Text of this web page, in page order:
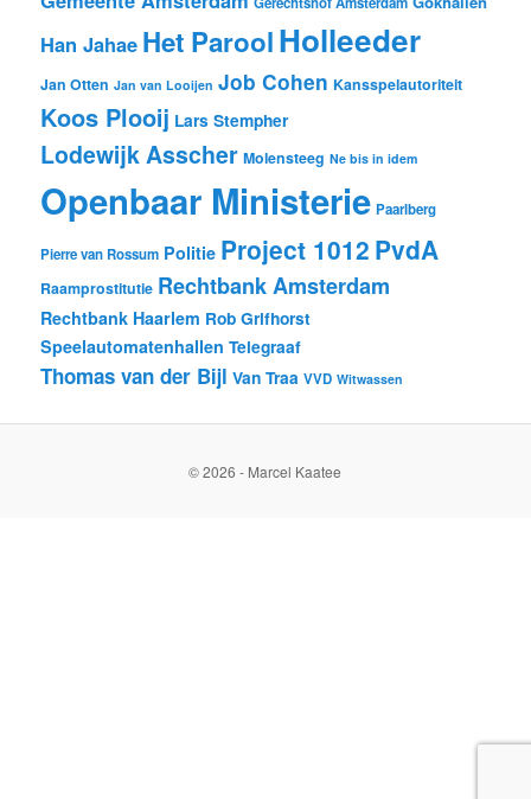
Han Jahae Het ParoolHolleeder
Jan Otten Jan van Looijen Job Cohen Kansspelautoriteit
Koos Plooij Lars Stempher
Lodewijk Asscher Molensteeg Ne bis in idem
Openbaar Ministerie Paarlberg
Pierre van Rossum Politie Project 1012 PvdA
Raamprostitutie Rechtbank Amsterdam
Rechtbank Haarlem Rob Grifhorst
Speelautomatenhallen Telegraaf
Thomas van der Bijl Van Traa VVD Witwassen
© 2026 - Marcel Kaatee